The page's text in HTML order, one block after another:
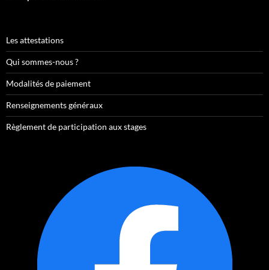
Les attestations
Qui sommes-nous ?
Modalités de paiement
Renseignements généraux
Règlement de participation aux stages